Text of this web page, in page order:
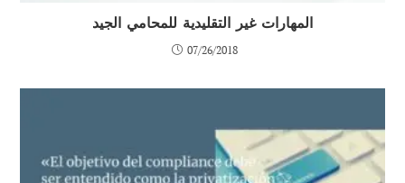
المهارات غير التقليدية للمحامي الجيد
07/26/2018